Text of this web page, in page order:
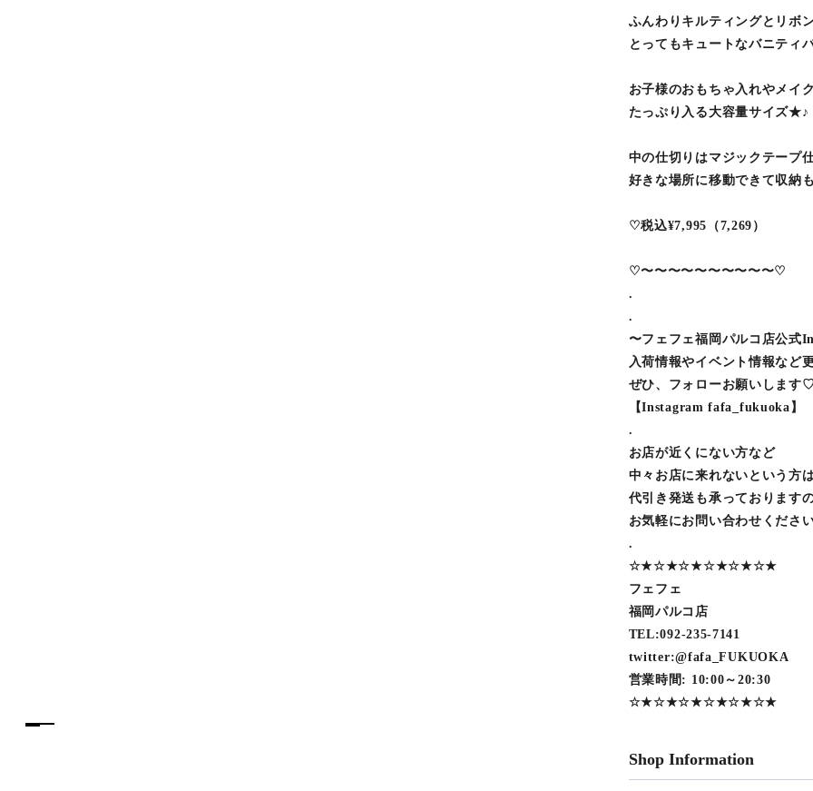
ふんわりキルティングとリボ
とってもキュートなバニティ
お子様のおもちゃ入れやメイ
たっぷり入る大容量サイズ★♪
中の仕切りはマジックテープ
好きな場所に移動できて収納
♡税込¥7,995（7,269）
♡〜〜〜〜〜〜〜〜〜〜♡
.
.
〜フェフェ福岡パルコ店公式
入荷情報やイベント情報など
ぜひ、フォローお願いします♡
【Instagram fafa_fukuoka】
.
お店が近くにない方など
中々お店に来れないという方
代引き発送も承っております
お気軽にお問い合わせくださ
.
☆★☆★☆★☆★☆★☆★
フェフェ
福岡パルコ店
TEL:092-235-7141
twitter:@fafa_FUKUOKA
営業時間: 10:00～20:30
☆★☆★☆★☆★☆★☆★
Shop Information